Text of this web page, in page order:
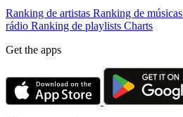
Ranking de artistas Ranking de músicas
rádio Ranking de playlists Charts
Get the apps